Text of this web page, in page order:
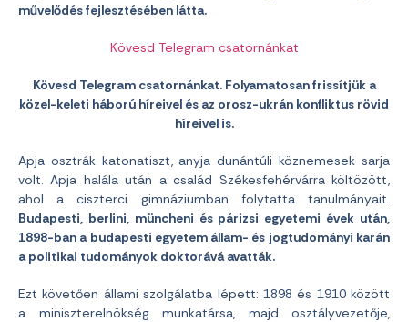
művelődés fejlesztésében látta.
Kövesd Telegram csatornánkat
Kövesd Telegram csatornánkat. Folyamatosan frissítjük a
közel-keleti háború híreivel és az orosz-ukrán konfliktus rövid
híreivel is.
Apja osztrák katonatiszt, anyja dunántúli köznemesek sarja
volt. Apja halála után a család Székesfehérvárra költözött,
ahol a ciszterci gimnáziumban folytatta tanulmányait.
Budapesti, berlini, müncheni és párizsi egyetemi évek után,
1898-ban a budapesti egyetem állam- és jogtudományi karán
a politikai tudományok doktorává avatták.
Ezt követően állami szolgálatba lépett: 1898 és 1910 között
a miniszterelnökség munkatársa, majd osztályvezetője,